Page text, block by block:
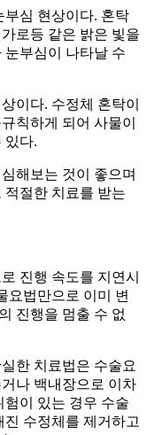
부심 현상이다. 혼탁
로등 같은 밝은 빛을
눈부심이 나타날 수
이다. 수정체 혼탁이
칙하게 되어 사물이
있다.
해보는 것이 좋으며
적절한 치료를 받는
진행 속도를 지연시
요법만으로 이미 변
진행을 멈출 수 없
한 치료법은 수술요
나 백내장으로 이차
이 있는 경우 수술
수정체를 제거하고